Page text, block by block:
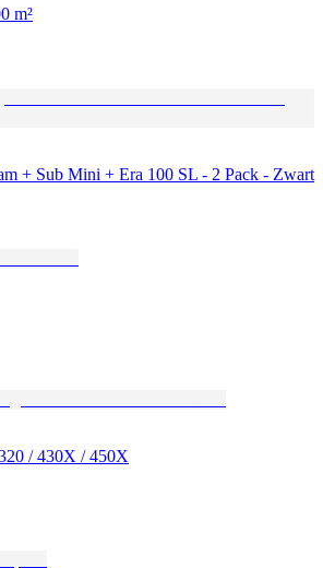
m²
+ Sub Mini + Era 100 SL - 2 Pack - Zwart
/ 430X / 450X